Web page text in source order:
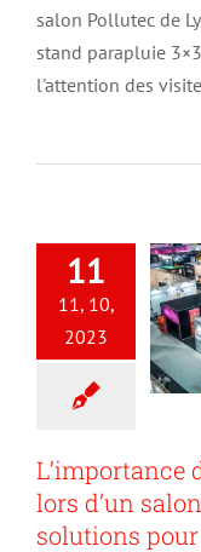
salon Pollutec de
stand parapluie
l'attention des
11
11, 10,
2023
L’importance
lors d’un
solutions